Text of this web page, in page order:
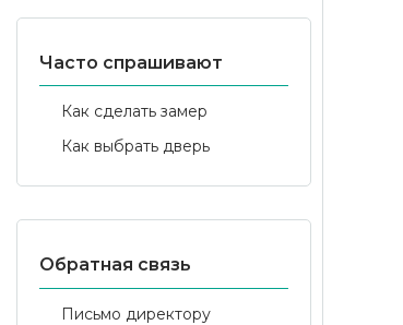
Часто спрашивают
Как сделать замер
Как выбрать дверь
Обратная связь
Письмо директору